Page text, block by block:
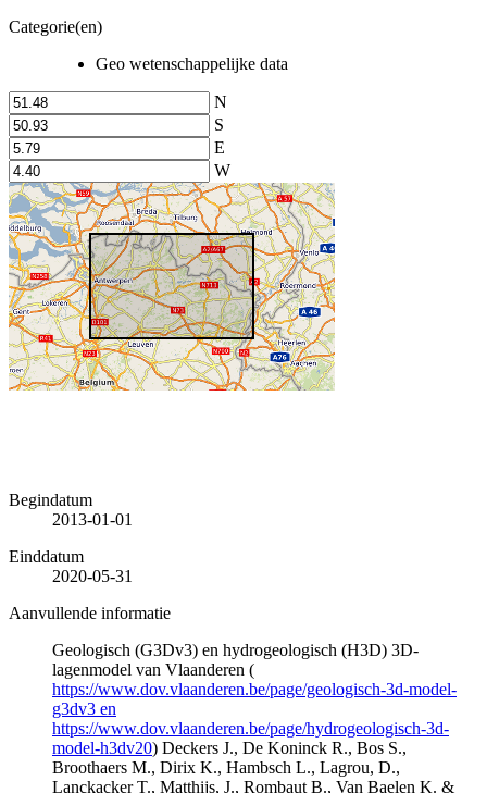
Categorie(en)
Geo wetenschappelijke data
N
S
E
W
Begindatum
2013-01-01
Einddatum
2020-05-31
Aanvullende informatie
Geologisch (G3Dv3) en hydrogeologisch (H3D) 3D-
lagenmodel van Vlaanderen (
https://www.dov.vlaanderen.be/page/geologisch-3d-model-
g3dv3 en
https://www.dov.vlaanderen.be/page/hydrogeologisch-3d-
model-h3dv20) Deckers J., De Koninck R., Bos S.,
Broothaers M., Dirix K., Hambsch L., Lagrou, D.,
Lanckacker T., Matthijs, J., Rombaut B., Van Baelen K. &